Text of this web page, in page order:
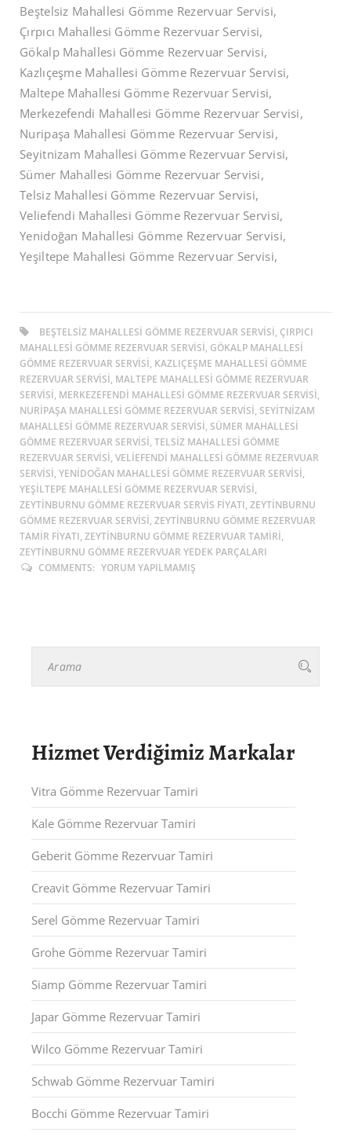
Beştelsiz Mahallesi Gömme Rezervuar Servisi,
Çırpıcı Mahallesi Gömme Rezervuar Servisi,
Gökalp Mahallesi Gömme Rezervuar Servisi,
Kazlıçeşme Mahallesi Gömme Rezervuar Servisi,
Maltepe Mahallesi Gömme Rezervuar Servisi,
Merkezefendi Mahallesi Gömme Rezervuar Servisi,
Nuripaşa Mahallesi Gömme Rezervuar Servisi,
Seyitnizam Mahallesi Gömme Rezervuar Servisi,
Sümer Mahallesi Gömme Rezervuar Servisi,
Telsiz Mahallesi Gömme Rezervuar Servisi,
Veliefendi Mahallesi Gömme Rezervuar Servisi,
Yenidoğan Mahallesi Gömme Rezervuar Servisi,
Yeşiltepe Mahallesi Gömme Rezervuar Servisi,
BEŞTELSIZ MAHALLESI GÖMME REZERVUAR SERVISI, ÇIRPICI
MAHALLESI GÖMME REZERVUAR SERVISI, GÖKALP MAHALLESI
GÖMME REZERVUAR SERVISI, KAZLIÇEŞME MAHALLESI GÖMME
REZERVUAR SERVISI, MALTEPE MAHALLESI GÖMME REZERVUAR
SERVISI, MERKEZEFENDI MAHALLESI GÖMME REZERVUAR SERVISI,
NURIPAŞA MAHALLESI GÖMME REZERVUAR SERVISI, SEYITNIZAM
MAHALLESI GÖMME REZERVUAR SERVISI, SÜMER MAHALLESI
GÖMME REZERVUAR SERVISI, TELSIZ MAHALLESI GÖMME
REZERVUAR SERVISI, VELIEFENDI MAHALLESI GÖMME REZERVUAR
SERVISI, YENIDOĞAN MAHALLESI GÖMME REZERVUAR SERVISI,
YEŞILTEPE MAHALLESI GÖMME REZERVUAR SERVISI,
ZEYTINBURNU GÖMME REZERVUAR SERVIS FIYATI, ZEYTINBURNU
GÖMME REZERVUAR SERVISI, ZEYTINBURNU GÖMME REZERVUAR
TAMIR FIYATI, ZEYTINBURNU GÖMME REZERVUAR TAMIRI,
ZEYTINBURNU GÖMME REZERVUAR YEDEK PARÇALARI
COMMENTS: YORUM YAPILMAMIŞ
Hizmet Verdiğimiz Markalar
Vitra Gömme Rezervuar Tamiri
Kale Gömme Rezervuar Tamiri
Geberit Gömme Rezervuar Tamiri
Creavit Gömme Rezervuar Tamiri
Serel Gömme Rezervuar Tamiri
Grohe Gömme Rezervuar Tamiri
Siamp Gömme Rezervuar Tamiri
Japar Gömme Rezervuar Tamiri
Wilco Gömme Rezervuar Tamiri
Schwab Gömme Rezervuar Tamiri
Bocchi Gömme Rezervuar Tamiri